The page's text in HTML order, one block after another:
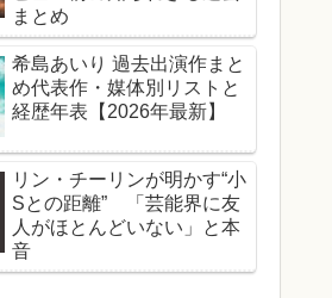
まとめ
希島あいり 過去出演作まと
め代表作・媒体別リストと
経歴年表【2026年最新】
リン・チーリンが明かす“小
Sとの距離” 「芸能界に友
人がほとんどいない」と本
音